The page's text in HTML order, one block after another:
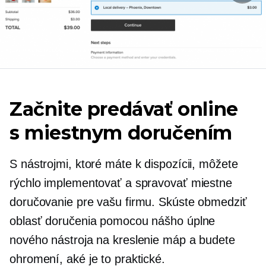
Začnite predávať online
s miestnym doručením
S nástrojmi, ktoré máte k dispozícii, môžete
rýchlo implementovať a spravovať miestne
doručovanie pre vašu firmu. Skúste obmedziť
oblasť doručenia pomocou nášho úplne
nového nástroja na kreslenie máp a budete
ohromení, aké je to praktické.